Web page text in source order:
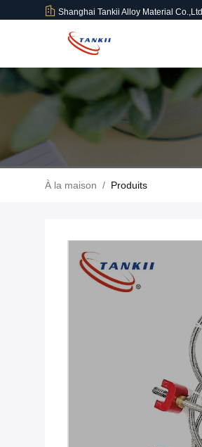
Shanghai Tankii Alloy Material Co.,Ltd
À la maison / Produits